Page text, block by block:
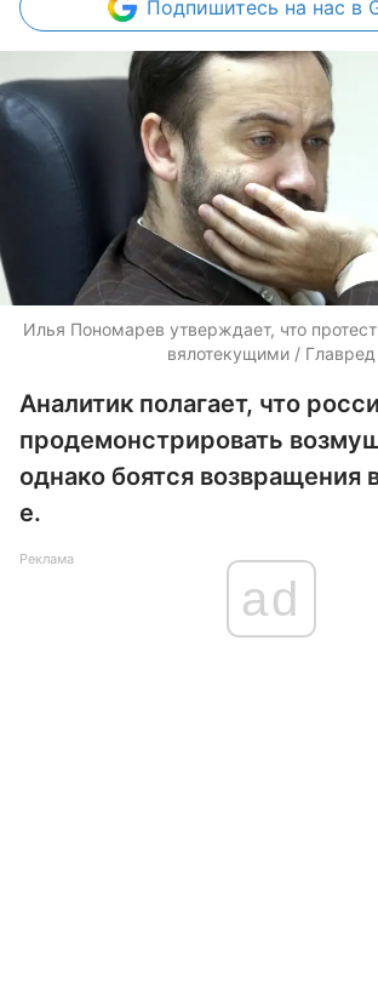
Подпишитесь на нас в
Илья Пономарев утверждает, что
вялотекущими / Главред
Аналитик полагает, что
продемонстрировать
однако боятся возвращения
е.
Реклама
ad